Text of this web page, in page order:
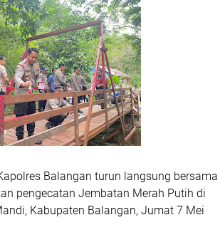
Balangan turun langsung bersama
pengecatan Jembatan Merah Putih di
Kabupaten Balangan, Jumat 7 Mei